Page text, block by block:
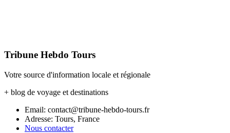
Tribune Hebdo Tours
Votre source d'information locale et régionale
+ blog de voyage et destinations
Email: contact@tribune-hebdo-tours.fr
Adresse: Tours, France
Nous contacter